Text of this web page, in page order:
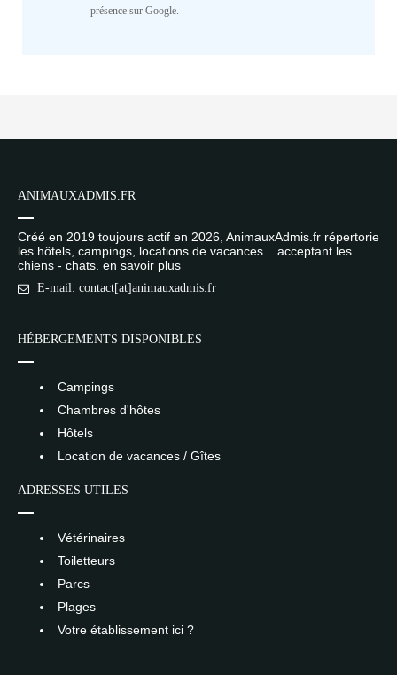
présence sur Google.
ANIMAUXADMIS.FR
Créé en 2019 toujours actif en 2026, AnimauxAdmis.fr répertorie
les hôtels, campings, locations de vacances... acceptant les
chiens - chats. en savoir plus
E-mail: contact[at]animauxadmis.fr
HÉBERGEMENTS DISPONIBLES
Campings
Chambres d'hôtes
Hôtels
Location de vacances / Gîtes
ADRESSES UTILES
Vétérinaires
Toiletteurs
Parcs
Plages
Votre établissement ici ?